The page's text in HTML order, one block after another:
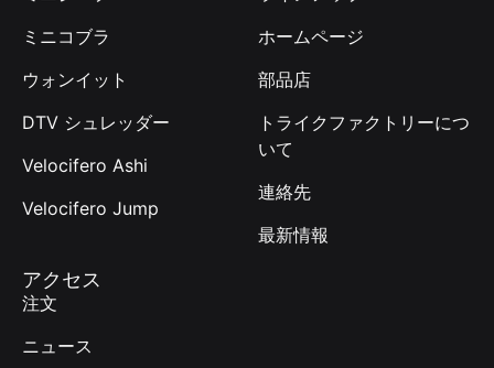
ミニコブラ
ウォンイット
DTV シュレッダー
Velocifero Ashi
Velocifero Jump
ホームページ
部品店
トライクファクトリーにつ
いて
連絡先
最新情報
アクセス
注文
ニュース